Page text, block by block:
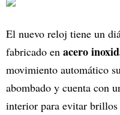
El nuevo reloj tiene un
fabricado en acero
movimiento automático
abombado y cuenta con
interior para evitar brillos